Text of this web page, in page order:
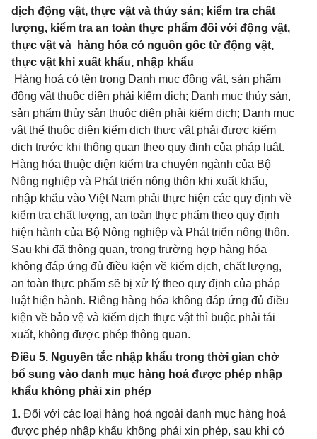
dịch động vật, thực vật và thủy sản; kiểm tra chất
lượng, kiểm tra an toàn thực phẩm đối với động vật,
thực vật và hàng hóa có nguồn gốc từ động vật,
thực vật khi xuất khẩu, nhập khẩu
Hàng hoá có tên trong Danh mục động vật, sản phẩm
động vật thuộc diện phải kiểm dịch; Danh mục thủy sản,
sản phẩm thủy sản thuộc diện phải kiểm dịch; Danh mục
vật thể thuộc diện kiểm dịch thực vật phải được kiểm
dịch trước khi thông quan theo quy định của pháp luật.
Hàng hóa thuộc diện kiểm tra chuyên ngành của Bộ
Nông nghiệp và Phát triển nông thôn khi xuất khẩu,
nhập khẩu vào Việt Nam phải thực hiện các quy định về
kiểm tra chất lượng, an toàn thực phẩm theo quy định
hiện hành của Bộ Nông nghiệp và Phát triển nông thôn.
Sau khi đã thông quan, trong trường hợp hàng hóa
không đáp ứng đủ điều kiện về kiểm dịch, chất lượng,
an toàn thực phẩm sẽ bị xử lý theo quy định của pháp
luật hiện hành. Riêng hàng hóa không đáp ứng đủ điều
kiện về bảo vệ và kiểm dịch thực vật thì buộc phải tái
xuất, không được phép thông quan.
Điều 5. Nguyên tắc nhập khẩu trong thời gian chờ
bổ sung vào danh mục hàng hoá được phép nhập
khẩu không phải xin phép
1. Đối với các loại hàng hoá ngoài danh mục hàng hoá
được phép nhập khẩu không phải xin phép, sau khi có